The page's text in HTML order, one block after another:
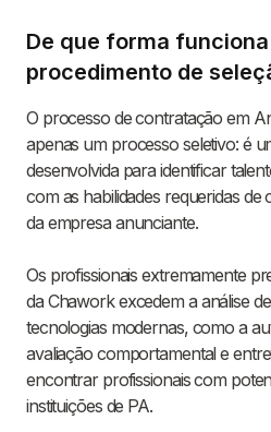
De que forma
procedimento de
O processo de contratação em
apenas um processo seletivo: é
desenvolvida para identificar
com as habilidades requeridas de
da empresa anunciante.
Os profissionais extremamente
da Chawork excedem a análise
tecnologias modernas, como a
avaliação comportamental e
encontrar profissionais com
instituições de PA.